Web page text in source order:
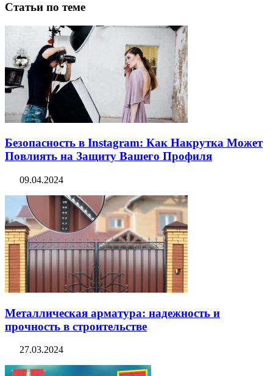
Статьи по теме
Безопасность в Instagram: Как Накрутка Может
Повлиять на Защиту Вашего Профиля
09.04.2024
Металлическая арматура: надежность и
прочность в строительстве
27.03.2024